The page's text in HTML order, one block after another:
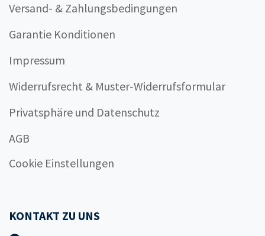
Versand- & Zahlungsbedingungen
Garantie Konditionen
Impressum
Widerrufsrecht & Muster-Widerrufsformular
Privatsphäre und Datenschutz
AGB
Cookie Einstellungen
KONTAKT ZU UNS